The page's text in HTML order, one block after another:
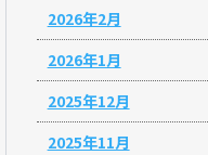
2026年2月
2026年1月
2025年12月
2025年11月